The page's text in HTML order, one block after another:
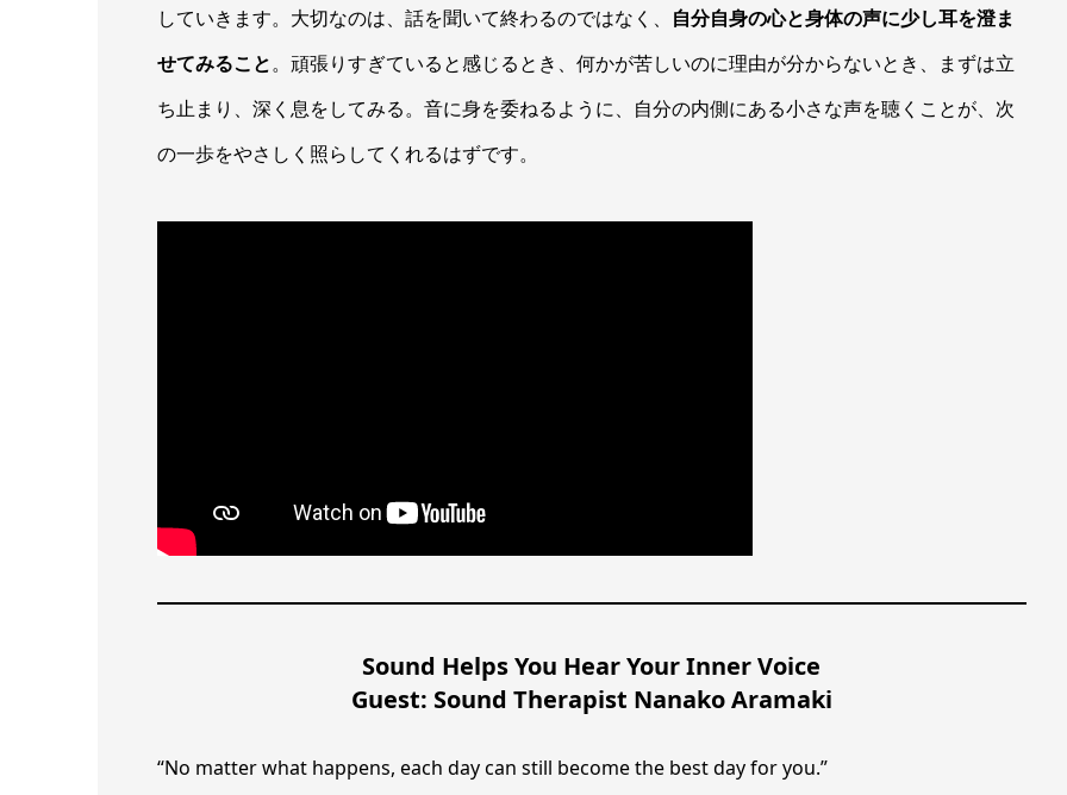
していきます。大切なのは、話を聞いて終わるのではなく、 自分自身の心と身体の声に少し耳を澄ま
せてみること。頑張りすぎていると感じるとき、何かが苦しいのに理由が分からないとき、まずは立
ち止まり、深く息をしてみる。音に身を委ねるように、自分の内側にある小さな声を聴くことが、次
の一歩をやさしく照らしてくれるはずです。
Sound Helps You Hear Your Inner Voice
Guest: Sound Therapist Nanako Aramaki
“No matter what happens, each day can still become the best day for you.”